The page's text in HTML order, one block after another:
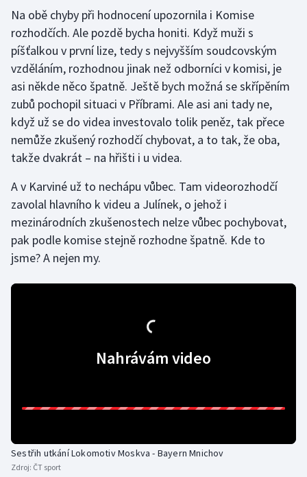
Krasobruslení
Lezení
Lyže a snowboard
Moderní pětiboj
Motorsport
Olympijské hry
Parasport
Plavání
Sportovní střelba
Na obě chyby při hodnocení upozornila i Komise
rozhodčích. Ale pozdě bycha honiti. Když muži s
píšťalkou v první lize, tedy s nejvyšším soudcovským
vzděláním, rozhodnou jinak než odborníci v komisi, je
asi někde něco špatně. Ještě bych možná se skřípěním
zubů pochopil situaci v Příbrami. Ale asi ani tady ne,
když už se do videa investovalo tolik peněz, tak přece
nemůže zkušený rozhodčí chybovat, a to tak, že oba,
takže dvakrát – na hřišti i u videa.
A v Karviné už to nechápu vůbec. Tam videorozhodčí
zavolal hlavního k videu a Julínek, o jehož i
mezinárodních zkušenostech nelze vůbec pochybovat,
pak podle komise stejně rozhodne špatně. Kde to
jsme? A nejen my.
Nahrávám video
Sestřih utkání Lokomotiv Moskva - Bayern Mnichov
Zdroj: ČT sport